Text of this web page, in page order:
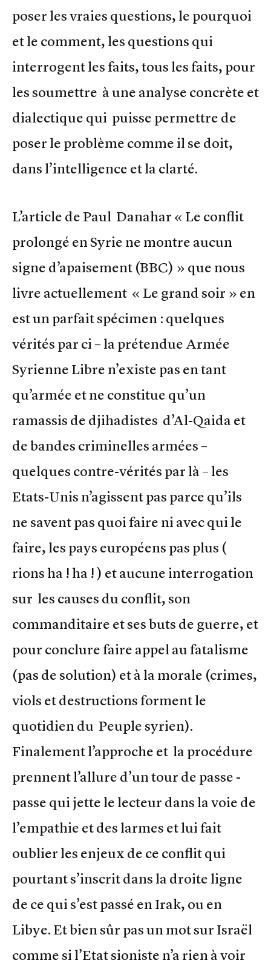
poser les vraies questions, le pourquoi
et le comment, les questions qui
interrogent les faits, tous les faits, pour
les soumettre à une analyse concrète et
dialectique qui puisse permettre de
poser le problème comme il se doit,
dans l’intelligence et la clarté.
L’article de Paul Danahar « Le conflit
prolongé en Syrie ne montre aucun
signe d’apaisement (BBC) » que nous
livre actuellement « Le grand soir » en
est un parfait spécimen : quelques
vérités par ci – la prétendue Armée
Syrienne Libre n’existe pas en tant
qu’armée et ne constitue qu’un
ramassis de djihadistes d’Al-Qaida et
de bandes criminelles armées –
quelques contre-vérités par là – les
Etats-Unis n’agissent pas parce qu’ils
ne savent pas quoi faire ni avec qui le
faire, les pays européens pas plus (
rions ha ! ha ! ) et aucune interrogation
sur les causes du conflit, son
commanditaire et ses buts de guerre, et
pour conclure faire appel au fatalisme
(pas de solution) et à la morale (crimes,
viols et destructions forment le
quotidien du Peuple syrien).
Finalement l’approche et la procédure
prennent l’allure d’un tour de passe -
passe qui jette le lecteur dans la voie de
l’empathie et des larmes et lui fait
oublier les enjeux de ce conflit qui
pourtant s’inscrit dans la droite ligne
de ce qui s’est passé en Irak, ou en
Libye. Et bien sûr pas un mot sur Israël
comme si l’Etat sioniste n’a rien à voir